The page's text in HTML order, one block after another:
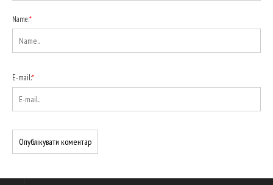
Name:*
E-mail:*